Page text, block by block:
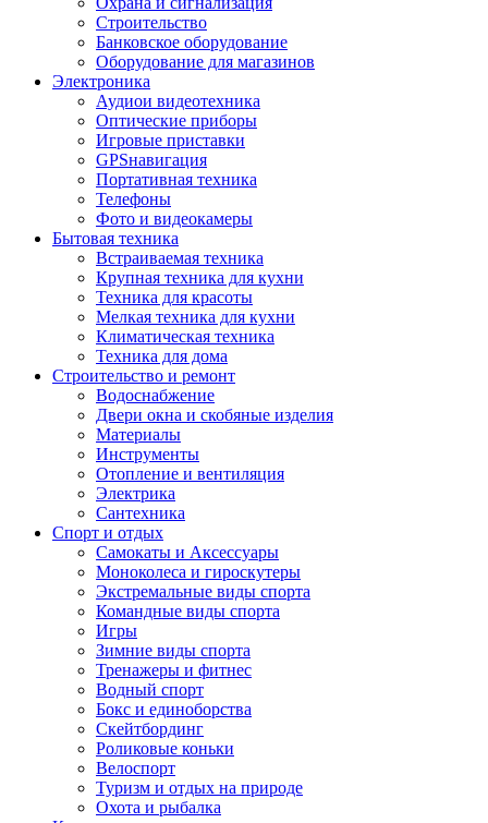
Строительство
Банковское оборудование
Оборудование для магазинов
Электроника
Аудиои видеотехника
Оптические приборы
Игровые приставки
GPSнавигация
Портативная техника
Телефоны
Фото и видеокамеры
Бытовая техника
Встраиваемая техника
Крупная техника для кухни
Техника для красоты
Мелкая техника для кухни
Климатическая техника
Техника для дома
Строительство и ремонт
Водоснабжение
Двери окна и скобяные изделия
Материалы
Инструменты
Отопление и вентиляция
Электрика
Сантехника
Спорт и отдых
Самокаты и Аксессуары
Моноколеса и гироскутеры
Экстремальные виды спорта
Командные виды спорта
Игры
Зимние виды спорта
Тренажеры и фитнес
Водный спорт
Бокс и единоборства
Скейтбординг
Роликовые коньки
Велоспорт
Туризм и отдых на природе
Охота и рыбалка